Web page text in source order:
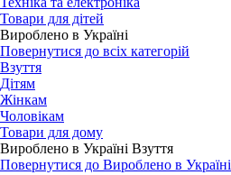
Товари для дітей
Вироблено в Україні
Повернутися до всіх категорій
Взуття
Дітям
Жінкам
Чоловікам
Товари для дому
Вироблено в Україні Взуття
Повернутися до Вироблено в Україні